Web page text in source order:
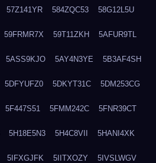
57Z141YR 584ZQC53 58G12L5U
59FRMR7X 59T11ZKH 5AFUR9TL
5ASS9KJO 5AY4N3YE 5B3AF4SH
5DFYUFZ0 5DKYT31C 5DM253CG
5F447S51 5FMM242C 5FNR39CT
5H18E5N3 5H4C8VII 5HANI4XK
5IFXGJFK 5IITXOZY 5IVSLWGV